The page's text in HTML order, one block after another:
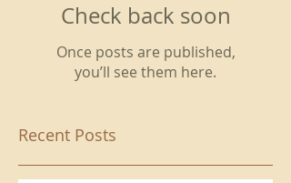
Check back soon
Once posts are published,
you’ll see them here.
Recent Posts